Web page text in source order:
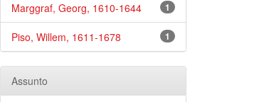
1
Marggraf, Georg, 1610-1644
1
Piso, Willem, 1611-1678
Assunto